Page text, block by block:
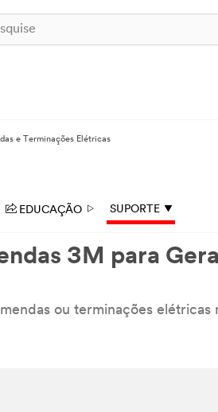
e Terminações Elétricas
EDUCAÇÃO SUPORTE
3M para
ou terminações